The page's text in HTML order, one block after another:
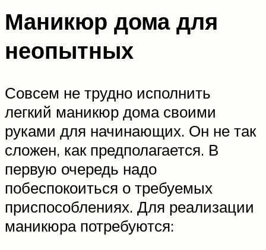
Маникюр дома для
неопытных
Совсем не трудно исполнить
легкий маникюр дома своими
руками для начинающих. Он не так
сложен, как предполагается. В
первую очередь надо
побеспокоиться о требуемых
приспособлениях. Для реализации
маникюра потребуются: